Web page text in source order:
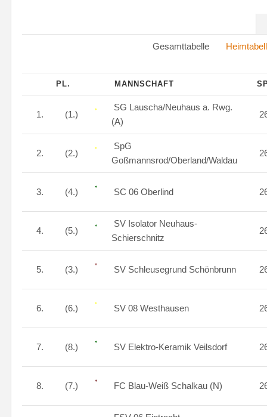
Gesamttabelle
PL. MANNSCHAFT
1. (1.)
SG Lauscha/Neuhaus a. Rwg.
(A)
2. (2.)
SpG
Goßmannsrod/Oberland/Waldau
3. (4.) SC 06 Oberlind
4. (5.)
SV Isolator Neuhaus-
Schierschnitz
5. (3.) SV Schleusegrund Schönbrunn
6. (6.) SV 08 Westhausen
7. (8.) SV Elektro-Keramik Veilsdorf
8. (7.) FC Blau-Weiß Schalkau (N)